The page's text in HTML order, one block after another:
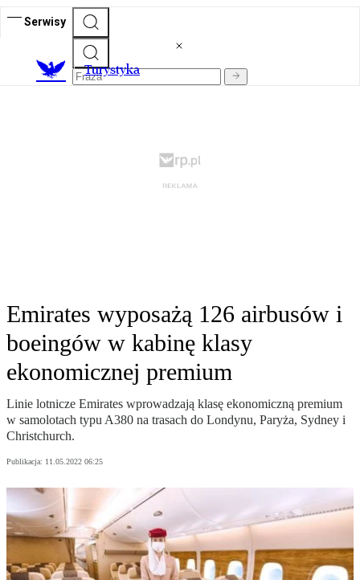
Serwisy
Turystyka
Emirates wyposażą 126 airbusów i
boeingów w kabinę klasy
ekonomicznej premium
Linie lotnicze Emirates wprowadzają klasę ekonomiczną premium
w samolotach typu A380 na trasach do Londynu, Paryża, Sydney i
Christchurch.
Publikacja: 11.05.2022 06:25